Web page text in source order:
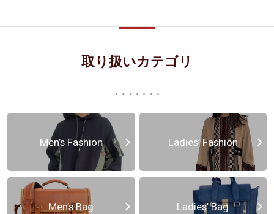
取り扱いカテゴリ
Men’s Fashion Ladies’ Fashion
Men’s Bag Ladies’ Bag